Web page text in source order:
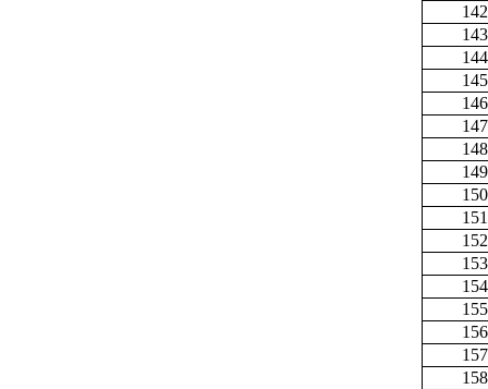
142
143
144
145
146
147
148
149
150
151
152
153
154
155
156
157
158